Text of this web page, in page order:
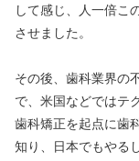
して感じ、人一倍こ
させました。
その後、歯科業界の
で、米国などではテ
歯科矯正を起点に歯
知り、日本でもやる